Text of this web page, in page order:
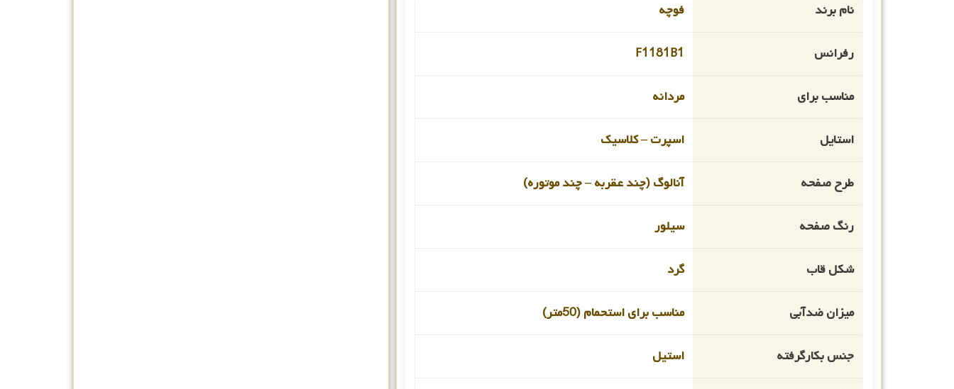
نام برند فوچه
رفرانس F1181B1
مناسب برای مردانه
استایل اسپرت – کلاسیک
طرح صفحه آنالوگ (چند عقربه – چند موتوره)
رنگ صفحه سیلور
شکل قاب گرد
میزان ضدآبی مناسب برای استحمام (50متر)
جنس بکارگرفته استیل